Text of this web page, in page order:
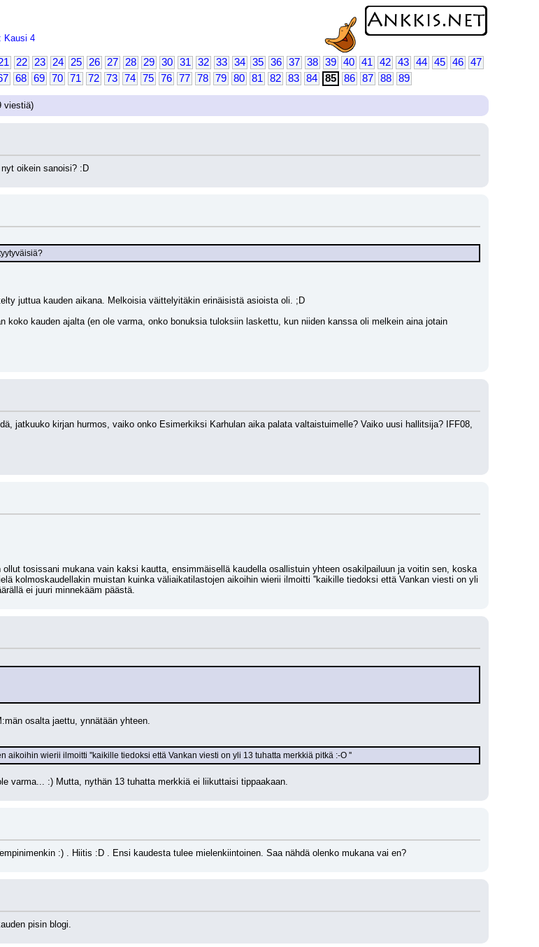
Kausi 4
22 23 24 25 26 27 28 29 30 31 32 33 34 35 36 37 38 39 40 41 42 43 44 45 46
47
68 69 70 71 72 73 74 75 76 77 78 79 80 81 82 83 84 85 86 87 88 89
viestiä)
oikein sanoisi? :D
juttua kauden aikana. Melkoisia väittelyitäkin erinäisistä asioista oli. ;D
koko kauden ajalta (en ole varma, onko bonuksia tuloksiin laskettu, kun niiden kanssa oli melkein aina jotain
jatkuuko kirjan hurmos, vaiko onko Esimerkiksi Karhulan aika palata valtaistuimelle? Vaiko uusi hallitsija? IFF08,
tosissani mukana vain kaksi kautta, ensimmäisellä kaudella osallistuin yhteen osakilpailuun ja voitin sen, koska
kolmoskaudellakin muistan kuinka väliaikatilastojen aikoihin wierii ilmoitti ''kaikille tiedoksi että Vankan viesti on yli
ei juuri minnekääm päästä.
osalta jaettu, ynnätään yhteen.
wierii ilmoitti ''kaikille tiedoksi että Vankan viesti on yli 13 tuhatta merkkiä pitkä :-O ''
varma... :) Mutta, nythän 13 tuhatta merkkiä ei liikuttaisi tippaakaan.
:) . Hiitis :D . Ensi kaudesta tulee mielenkiintoinen. Saa nähdä olenko mukana vai en?
pisin blogi.